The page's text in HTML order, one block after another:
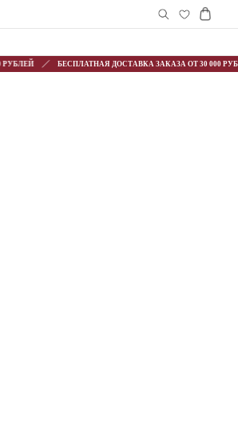
БЕСПЛАТНАЯ ДОСТАВКА ЗАКАЗА ОТ 30 000